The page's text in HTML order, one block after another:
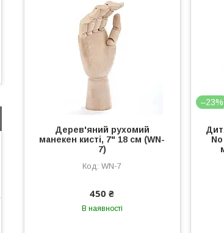
Дерев'яний рухомий
манекен кисті, 7" 18 см (WN-
7)
WN-7
450 ₴
В наявності
–23%